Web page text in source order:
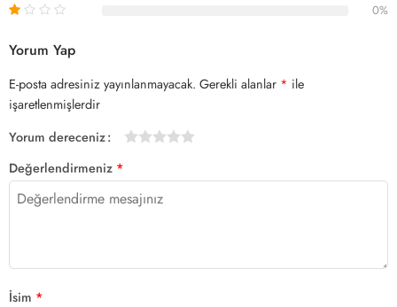
0%
Yorum Yap
E-posta adresiniz yayınlanmayacak. Gerekli alanlar * ile
işaretlenmişlerdir
Yorum dereceniz
Değerlendirmeniz *
İsim *